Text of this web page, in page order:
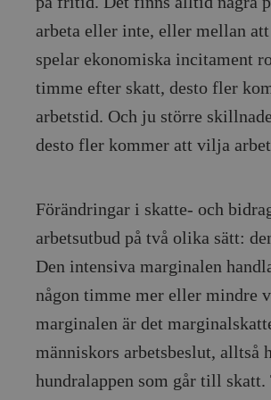
arbeta eller inte, eller mellan
spelar ekonomiska incitament
timme efter skatt, desto fler
arbetstid. Och ju större
desto fler kommer att vilja
Förändringar i skatte- och
arbetsutbud på två olika sätt:
Den intensiva marginalen
någon timme mer eller mindre
marginalen är det
människors arbetsbeslut, alltså
hundralappen som går till
timbro.se
Cloudflare
.myfonts.net
Hotjar Ltd
.timbro.se
Inc.
.vimeo.com
/ Domän
Utgång
Google LLC
1 år 1
Domän
Utgång
Google LLC
Session Denna
månader
Denna
Youtube-